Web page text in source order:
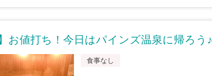
お値打ち！今日はパインズ温泉に帰ろう♪
食事なし